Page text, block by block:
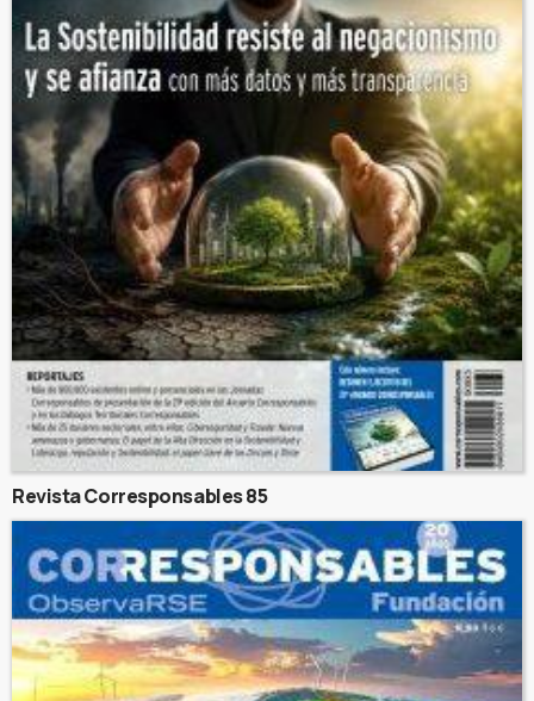
Revista Corresponsables 85